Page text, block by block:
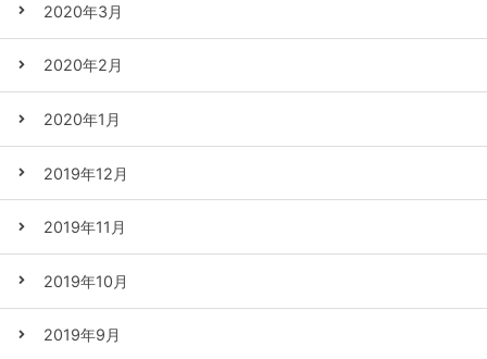
2020年3月
2020年2月
2020年1月
2019年12月
2019年11月
2019年10月
2019年9月